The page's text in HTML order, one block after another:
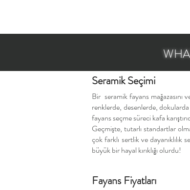
Seramik Seçimi
​Bir seramik fayans mağazasını
renklerde, desenlerde,
fayans seçme süreci kafa
Geçmişte, tutarlı standartlar
çok farklı sertlik ve dayanıklılık
büyük bir hayal kırıklığı olurdu!
Fayans Fiyatları